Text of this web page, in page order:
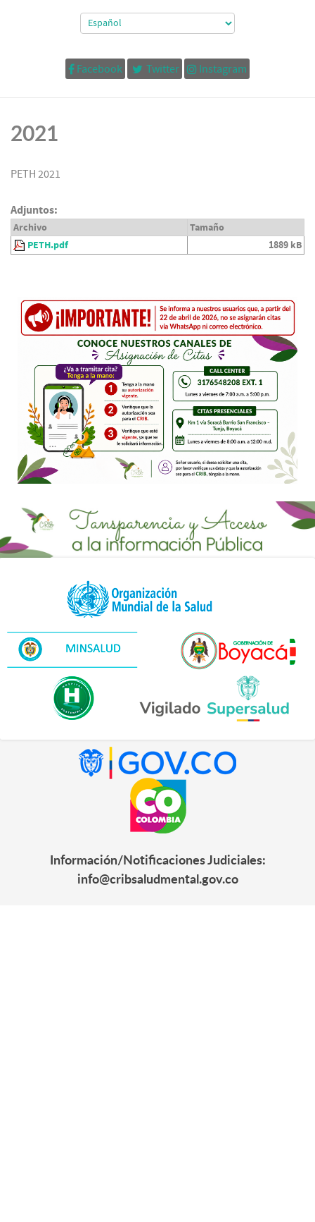
Facebook Twitter Instagram
2021
PETH 2021
Adjuntos:
Archivo
Tamaño
PETH.pdf
1889 kB
Información/Notificaciones Judiciales:
info@cribsaludmental.gov.co